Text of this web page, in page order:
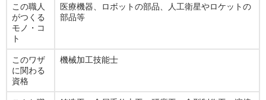
この職人
がつくる
モノ・コ
ト
医療機器、ロボットの部品、人工衛星やロケットの
部品等
このワザ
に関わる
資格
機械加工技能士